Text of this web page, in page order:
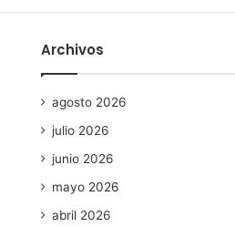
Archivos
agosto 2026
julio 2026
junio 2026
mayo 2026
abril 2026